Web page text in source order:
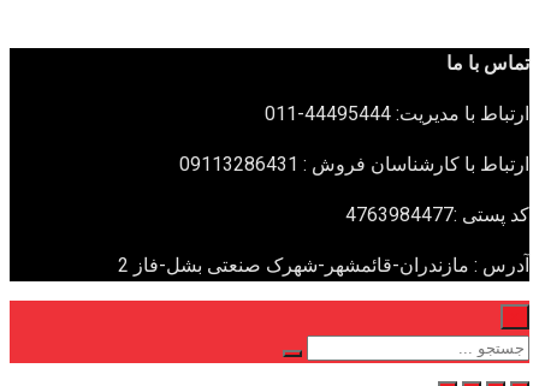
تماس با ما
ارتباط با مدیریت: 44495444-011
ارتباط با کارشناسان فروش : 09113286431
کد پستی :4763984477
آدرس : مازندران-قائمشهر-شهرک صنعتی بشل-فاز 2